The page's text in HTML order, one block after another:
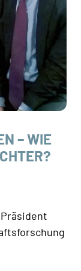
– WIE